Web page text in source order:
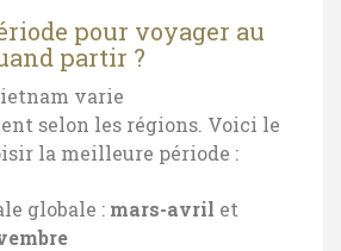
pour voyager au
partir ?
varie
selon les régions. Voici le
la meilleure période :
globale : mars-avril et